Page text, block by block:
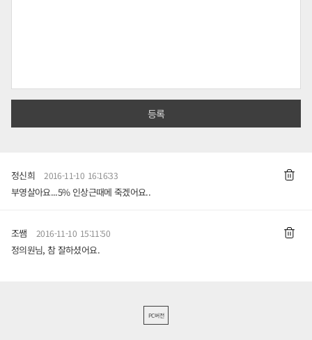
정신희 2016-11-10 16:16:33
부영살아요...5% 인상근때메 죽겠어요..
조쌤 2016-11-10 15:11:50
정의원님, 참 잘하셨어요.
PC버전